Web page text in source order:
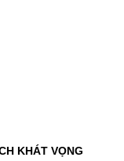
KHÁT VỌNG